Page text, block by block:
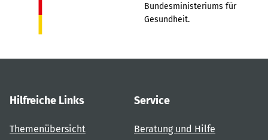
Bundesministeriums für
Gesundheit.
Hilfreiche Links
Themenübersicht
Service
Beratung und Hilfe